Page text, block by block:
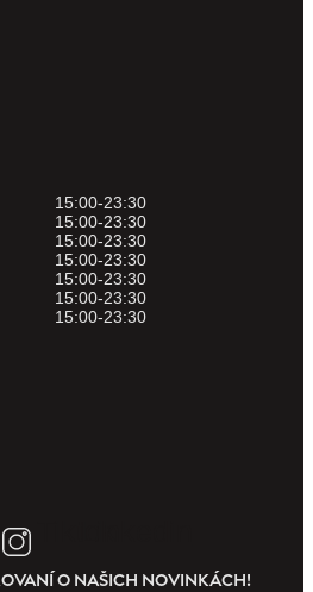
15:00-23:30
15:00-23:30
15:00-23:30
15:00-23:30
15:00-23:30
15:00-23:30
15:00-23:30
O NAŠICH NOVINKÁCH!